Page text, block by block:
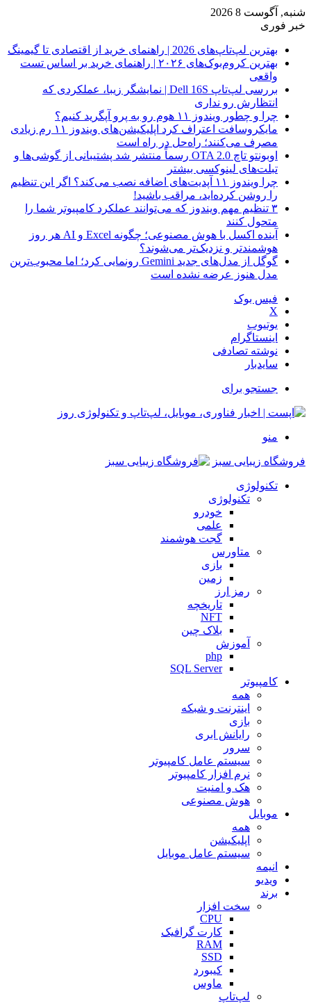
شنبه, آگوست 8 2026
خبر فوری
بهترین لپ‌تاپ‌های 2026 | راهنمای خرید از اقتصادی تا گیمینگ
بهترین کروم‌بوک‌های ۲۰۲۶ | راهنمای خرید بر اساس تست
واقعی
بررسی لپ‌تاپ Dell 16S | نمایشگر زیبا، عملکردی که
انتظارش رو نداری
چرا و چطور ویندوز ۱۱ هوم رو به پرو آپگرید کنیم؟
مایکروسافت اعتراف کرد اپلیکیشن‌های ویندوز ۱۱ رم زیادی
مصرف می‌کنند؛ راه‌حل در راه است
اوبونتو تاچ OTA 2.0 رسماً منتشر شد پشتیبانی از گوشی‌ها و
تبلت‌های لینوکسی بیشتر
چرا ویندوز ۱۱ آپدیت‌های اضافه نصب می‌کند؟ اگر این تنظیم
را روشن کرده‌اید، مراقب باشید!
۳ تنظیم مهم ویندوز که می‌توانند عملکرد کامپیوتر شما را
متحول کنند
آینده اکسل با هوش مصنوعی؛ چگونه Excel و AI هر روز
هوشمندتر و نزدیک‌تر می‌شوند؟
گوگل از مدل‌های جدید Gemini رونمایی کرد؛ اما محبوب‌ترین
مدل هنوز عرضه نشده است
فیس بوک
X
یوتیوب
اینستاگرام
نوشته تصادفی
سایدبار
جستجو برای
منو
فروشگاه زیبایی سبز
تکنولوژی
تکنولوژی
خودرو
علمی
گجت هوشمند
متاورس
بازی
زمین
رمز ارز
تاریخچه
NFT
بلاک چین
آموزش
php
SQL Server
کامپیوتر
همه
اینترنت و شبکه
بازی
رایانش ابری
سرور
سیستم عامل کامپیوتر
نرم افزار کامپیوتر
هک و امنیت
هوش مصنوعی
موبایل
همه
اپلیکیشن
سیستم عامل موبایل
انیمه
ویدیو
برند
سخت افزار
CPU
کارت گرافیک
RAM
SSD
کیبورد
ماوس
لپ‌تاپ